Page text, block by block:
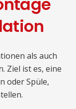
als auch
Ziel ist es, eine
oder Spüle,